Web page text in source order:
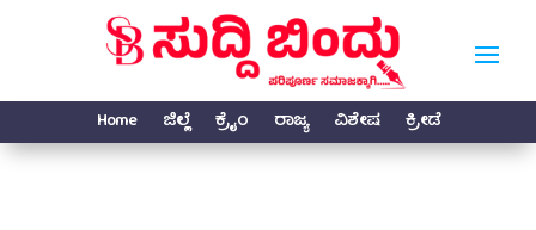
Home ಜಿಲ್ಲೆ ಕ್ರೈಂ ರಾಜ್ಯ ವಿಶೇಷ ಕ್ರೀಡೆ